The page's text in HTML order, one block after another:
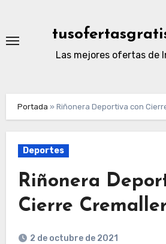
contenido
Las mejores ofertas de
Portada »Riñonera Deportiva con
Deportes
Riñonera
Cierre
2 de octubre de 2021